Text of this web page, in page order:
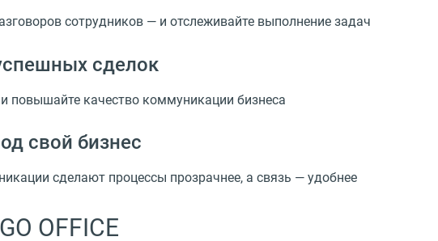
сотрудников — и отслеживайте выполнение задач
сделок
повышайте качество коммуникации бизнеса
свой бизнес
сделают процессы прозрачнее, а связь — удобнее
OFFICE